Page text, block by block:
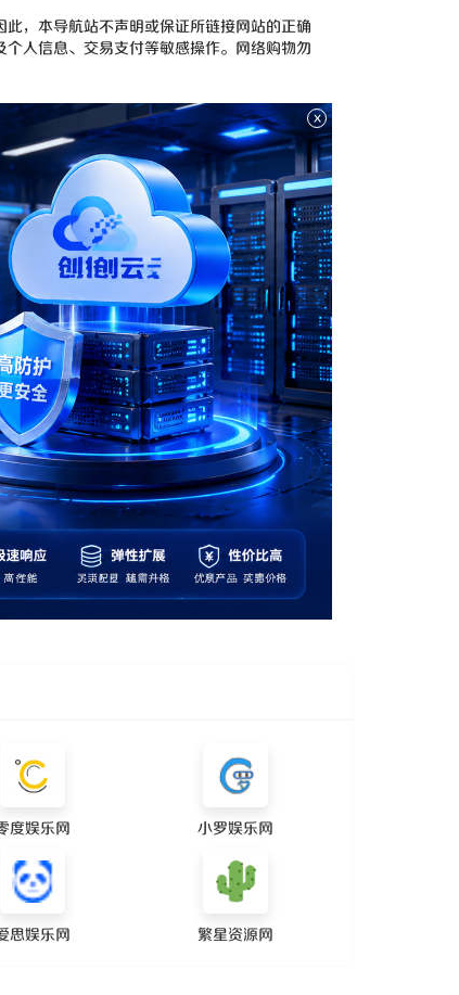
，本导航站不声明或保证所链接网站的正确
人信息、交易支付等敏感操作。网络购物勿
度娱乐网 小罗娱乐网
思娱乐网 繁星资源网